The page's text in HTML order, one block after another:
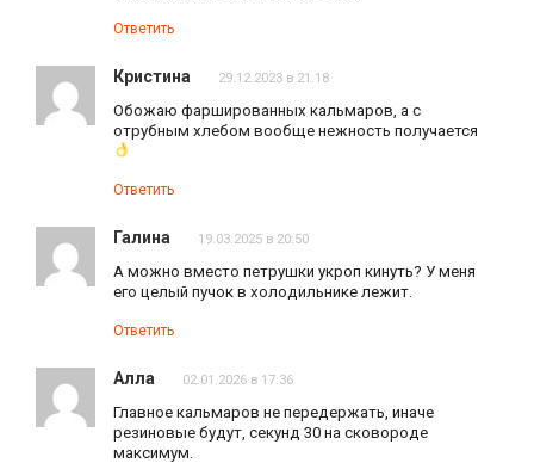
Ответить
Кристина 29.12.2023 в 21:18
Обожаю фаршированных кальмаров, а с
отрубным хлебом вообще нежность получается
Ответить
Галина 19.03.2025 в 20:50
А можно вместо петрушки укроп кинуть? У меня
его целый пучок в холодильнике лежит.
Ответить
Алла 02.01.2026 в 17:36
Главное кальмаров не передержать, иначе
резиновые будут, секунд 30 на сковороде
максимум.